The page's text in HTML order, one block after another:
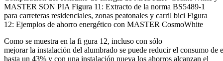
MASTER SON PIA Figura 11: Extracto de la norma BS5489-1
para carreteras residenciales, zonas peatonales y carril bici Figura
12: Ejemplos de ahorro energético con MASTER CosmoWhite
Como se muestra en la fi gura 12, incluso con sólo
mejorar la instalación del alumbrado se puede reducir el consumo de
hasta un 43% y con una instalación nueva los ahorros alcanzan el